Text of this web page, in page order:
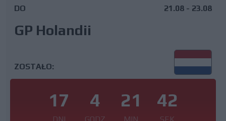
DO
GP Holandii
21.08 - 23.08
ZOSTAŁO:
17 4 21 41